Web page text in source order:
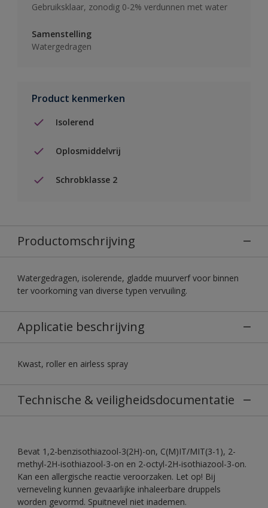
Gebruiksklaar, zonodig 0-2% verdunnen met water
Samenstelling
Watergedragen
Product kenmerken
Isolerend
Oplosmiddelvrij
Schrobklasse 2
Productomschrijving
Watergedragen, isolerende, gladde muurverf voor binnen
ter voorkoming van diverse typen vervuiling.
Applicatie beschrijving
Kwast, roller en airless spray
Technische & veiligheidsdocumentatie
Bevat 1,2-benzisothiazool-3(2H)-on, C(M)IT/MIT(3-1), 2-
methyl-2H-isothiazool-3-on en 2-octyl-2H-isothiazool-3-on.
Kan een allergische reactie veroorzaken. Let op! Bij
verneveling kunnen gevaarlijke inhaleerbare druppels
worden gevormd. Spuitnevel niet inademen.